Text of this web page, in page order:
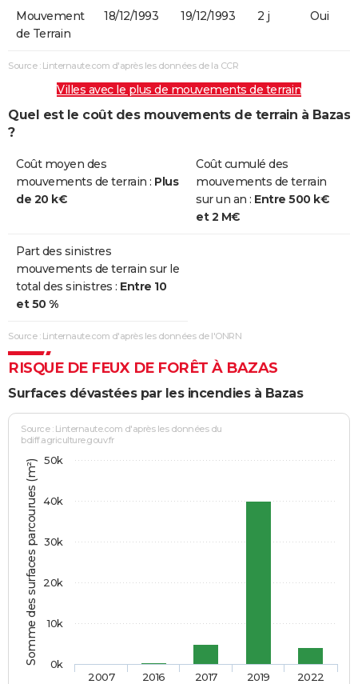
Mouvement
de Terrain
18/12/1993 19/12/1993 2 j Oui
Source : Linternaute.com d'après les données de la CCR
Villes avec le plus de mouvements de terrain
Quel est le coût des mouvements de terrain à Bazas
?
Coût moyen des
mouvements de terrain : Plus
de 20 k€
Coût cumulé des
mouvements de terrain
sur un an : Entre 500 k€
et 2 M€
Part des sinistres
mouvements de terrain sur le
total des sinistres : Entre 10
et 50 %
Source : Linternaute.com d'après les données de l'ONRN
RISQUE DE FEUX DE FORÊT À BAZAS
Surfaces dévastées par les incendies à Bazas
Somme des surfaces parcourues (m²)
Source : Linternaute.com d'après les données du
bdiff.agriculture.gouv.fr
2007 2016 2017 2019 2022
0k
10k
20k
30k
40k
50k